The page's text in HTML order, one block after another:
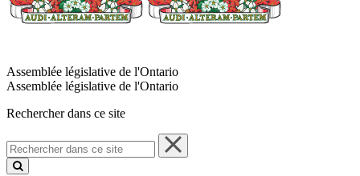
Assemblée législative de l'Ontario
Assemblée législative de l'Ontario
Rechercher dans ce site
Rechercher
dans
ce